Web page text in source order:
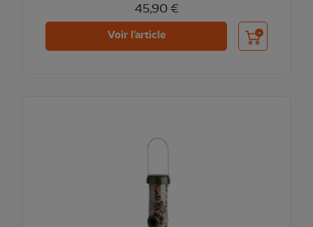
45,90 €
Voir l'article Ajouter au